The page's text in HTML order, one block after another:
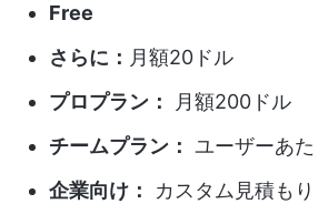
Free
さらに： 月額20ドル
プロプラン：
月額200ドル
チームプラン： ユーザーあ
企業向け：
カスタム見積もり